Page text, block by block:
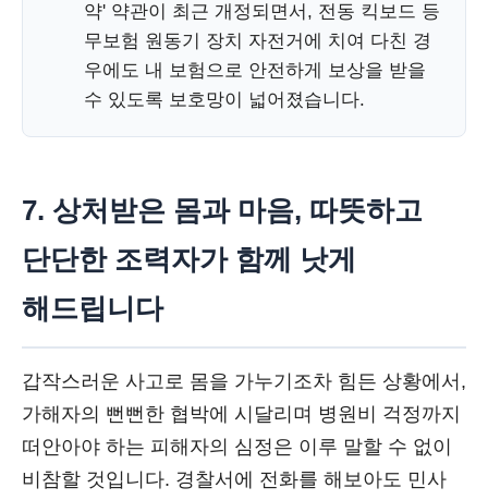
약' 약관이 최근 개정되면서, 전동 킥보드 등
무보험 원동기 장치 자전거에 치여 다친 경
우에도 내 보험으로 안전하게 보상을 받을
수 있도록 보호망이 넓어졌습니다.
7. 상처받은 몸과 마음, 따뜻하고
단단한 조력자가 함께 낫게
해드립니다
갑작스러운 사고로 몸을 가누기조차 힘든 상황에서,
가해자의 뻔뻔한 협박에 시달리며 병원비 걱정까지
떠안아야 하는 피해자의 심정은 이루 말할 수 없이
비참할 것입니다. 경찰서에 전화를 해보아도 민사